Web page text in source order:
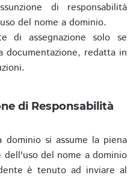
di responsabilità
del nome a dominio.
di assegnazione solo se
documentazione, redatta in
di Responsabilità
dominio si assume la piena
del nome a dominio
è tenuto ad inviare al